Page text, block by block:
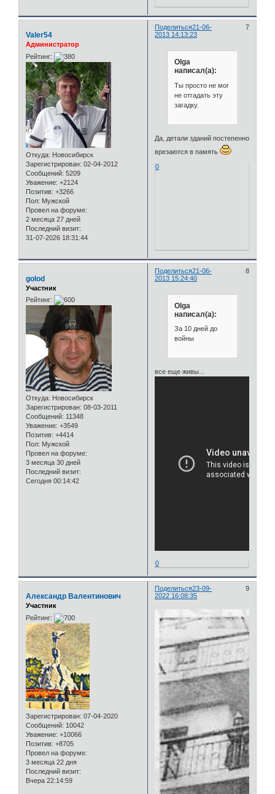
Поделиться 7
21-06-
2013 14:13:23
Valer54
Администратор
Рейтинг:
Откуда: Новосибирск
Зарегистрирован: 02-04-2012
Сообщений: 5209
Уважение: +2124
Позитив: +3266
Пол: Мужской
Провел на форуме:
2 месяца 27 дней
Последний визит:
31-07-2026 18:31:44
Olga
написал(а):
Ты просто не мог
не отгадать эту
загадку.
Да, детали зданий постепенно
врезаются в память
0
Поделиться 8
21-06-
2013 15:24:40
golod
Участник
Рейтинг:
Откуда: Новосибирск
Зарегистрирован: 08-03-2011
Сообщений: 11348
Уважение: +3549
Позитив: +4414
Пол: Мужской
Провел на форуме:
3 месяца 30 дней
Последний визит:
Сегодня 00:14:42
Olga
написал(а):
За 10 дней до
войны
все еще живы...
0
Поделиться 9
23-09-
2022 16:08:35
Александр Валентинович
Участник
Рейтинг:
Зарегистрирован: 07-04-2020
Сообщений: 10042
Уважение: +10066
Позитив: +8705
Провел на форуме:
3 месяца 22 дня
Последний визит:
Вчера 22:14:59